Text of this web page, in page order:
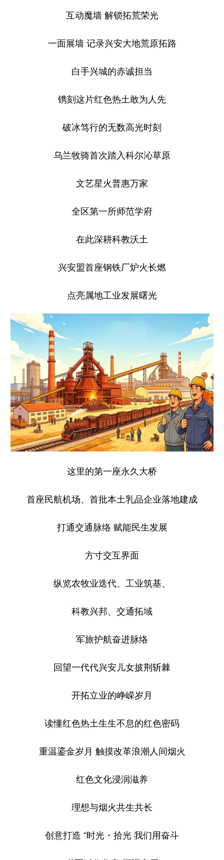
互动魔墙 解锁拓荒荣光
一面展墙 记录兴安大地荒原拓路
白手兴城的赤诚担当
镌刻这片红色热土敢为人先
破冰笃行的无数高光时刻
乌兰牧骑首次踏入科尔沁草原
文艺星火普惠万家
全区第一所师范学府
在此深耕科教沃土
兴安盟首座钢铁厂炉火长燃
点亮属地工业发展曙光
这里的第一座永久大桥
首座民航机场、首批本土乳品企业落地建成
打通交通脉络 赋能民生发展
方寸交互界面
纵览农牧业迭代、工业筑基、
科教兴邦、交通拓域
军旅护航奋进脉络
回望一代代兴安儿女披荆斩棘
开拓立业的峥嵘岁月
读懂红色热土生生不息的红色密码
重温鎏金岁月 触摸改革浪潮人间烟火
红色文化浸润滋养
理想与烟火共生共长
创意打造 “时光・拾光 我们用奋斗